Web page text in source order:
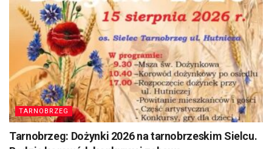
TARNOBRZEG
Tarnobrzeg: Dożynki 2026 na tarnobrzeskim Sielcu.